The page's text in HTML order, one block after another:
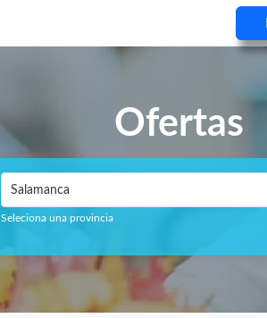
Ofertas
Salamanca
Seleciona una provincia